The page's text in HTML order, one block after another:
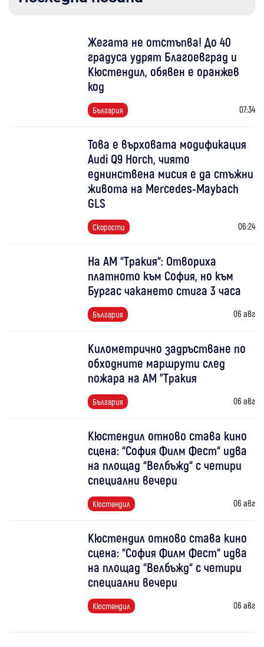
Жегата не отстъпва! До 40
градуса удрят Благоевград и
Кюстендил, обявен е оранжев
код
България 07:34
Това е върховата модификация
Audi Q9 Horch, чиято
еднинствена мисия е да стъжни
живота на Mercedes-Maybach
GLS
Скорости 06:24
На АМ “Тракия“: Отвориха
платното към София, но към
Бургас чакането стига 3 часа
България 06 авг
Километрично задръстване по
обходните маршрути след
пожара на АМ "Тракия
България 06 авг
Кюстендил отново става кино
сцена: “София Филм Фест“ идва
на площад “Велбъжд“ с четири
специални вечери
Кюстендил 06 авг
Кюстендил отново става кино
сцена: “София Филм Фест“ идва
на площад “Велбъжд“ с четири
специални вечери
Кюстендил 06 авг